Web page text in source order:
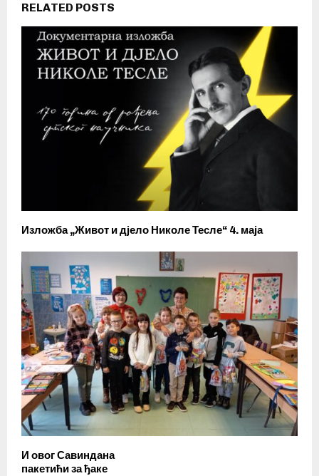
RELATED POSTS
Изложба „Живот и дјело Николе Тесле“ 4. маја
И овог Савиндана
пакетићи за ђаке